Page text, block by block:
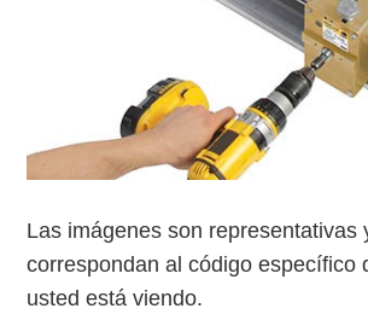
Las imágenes son representativas
correspondan al código específico
usted está viendo.